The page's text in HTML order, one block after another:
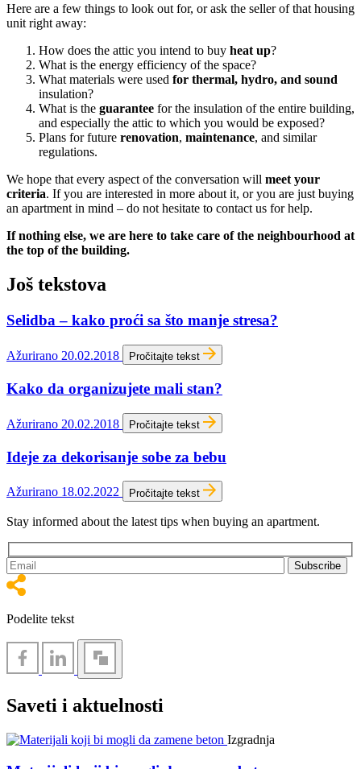
Here are a few things to look out for, or ask the seller of that housing
unit right away:
How does the attic you intend to buy heat up?
What is the energy efficiency of the space?
What materials were used for thermal, hydro, and sound
insulation?
What is the guarantee for the insulation of the entire building,
and especially the attic to which you would be exposed?
Plans for future renovation, maintenance, and similar
regulations.
We hope that every aspect of the conversation will meet your
criteria. If you are interested in more about it, or you are just buying
an apartment in mind – do not hesitate to contact us for help.
If nothing else, we are here to take care of the neighbourhood at
the top of the building.
Još tekstova
Selidba – kako proći sa što manje stresa?
Ažurirano 20.02.2018 Pročitajte tekst
Kako da organizujete mali stan?
Ažurirano 20.02.2018 Pročitajte tekst
Ideje za dekorisanje sobe za bebu
Ažurirano 18.02.2022 Pročitajte tekst
Stay informed about the latest tips when buying an apartment.
Podelite tekst
Saveti i aktuelnosti
Izgradnja